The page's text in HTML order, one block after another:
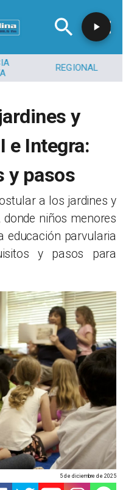
REGIONAL
y
e Integra:
y pasos
a los jardines y
niños menores
educación parvularia
y pasos para
5 de diciembre de 2025